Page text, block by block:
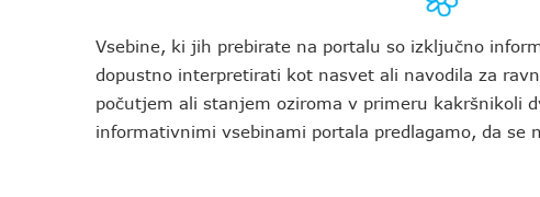
Vsebine, ki jih prebirate na portalu so izključno
dopustno interpretirati kot nasvet ali navodila za
počutjem ali stanjem oziroma v primeru kakršnikoli
informativnimi vsebinami portala predlagamo, da se